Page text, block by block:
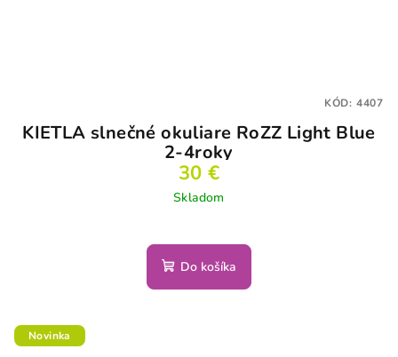
KIETLA slnečné okuliare RoZZ Light Blue
2-4roky
30 €
Skladom
Do košíka
KÓD: 4407
Novinka